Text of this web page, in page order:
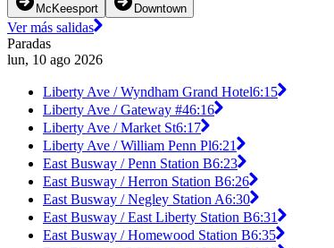
McKeesport Downtown
Ver más salidas
Paradas
lun, 10 ago 2026
Liberty Ave / Wyndham Grand Hotel6:15
Liberty Ave / Gateway #46:16
Liberty Ave / Market St6:17
Liberty Ave / William Penn Pl6:21
East Busway / Penn Station B6:23
East Busway / Herron Station B6:26
East Busway / Negley Station A6:30
East Busway / East Liberty Station B6:31
East Busway / Homewood Station B6:35